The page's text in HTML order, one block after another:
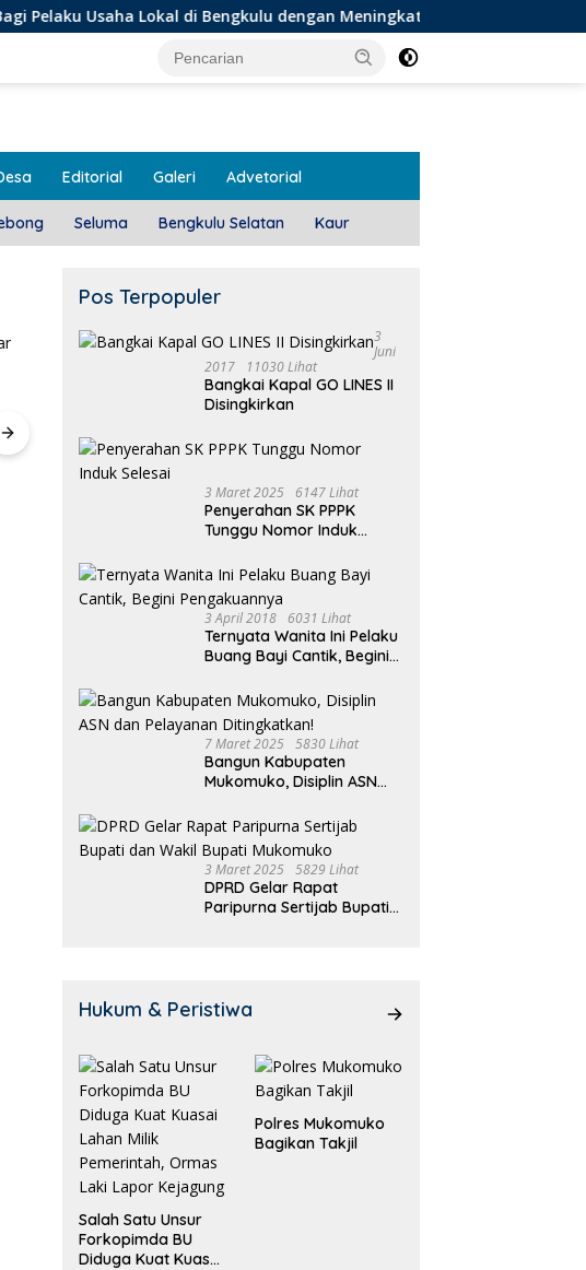
Lokal di Bengkulu dengan Meningkatkan Ruang Publik dan Kebersihan
Editorial Galeri Advetorial
Seluma Bengkulu Selatan Kaur
Class Meeting, Guru dan OSIS
SMAN I Mukomuko Saling
Beradu Kemampuan!
Salurkan BLT-DD Door To
Pos Terpopuler
3
Juni
2017
11030 Lihat
Bangkai Kapal GO LINES II
Disingkirkan
3 Maret 2025 6147 Lihat
Penyerahan SK PPPK
Tunggu Nomor Induk
3 April 2018 6031 Lihat
Ternyata Wanita Ini Pelaku
Buang Bayi Cantik, Begini
7 Maret 2025 5830 Lihat
Bangun Kabupaten
Mukomuko, Disiplin ASN
Ditingkatkan!
3 Maret 2025 5829 Lihat
DPRD Gelar Rapat
Paripurna Sertijab Bupati
Hukum & Peristiwa
Salah Satu Unsur
Forkopimda BU
Diduga Kuat Kuasai
Polres Mukomuko
Bagikan Takjil